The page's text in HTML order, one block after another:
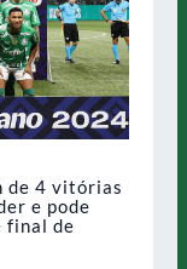
de 4 vitórias
e pode
final de